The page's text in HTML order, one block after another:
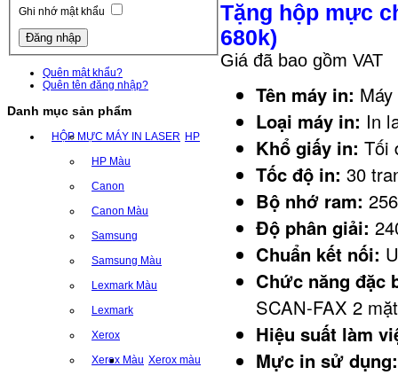
Ghi nhớ mật khẩu
Quên mật khẩu?
Quên tên đăng nhập?
Danh mục sản phẩm
HỘP MỰC MÁY IN LASER HP
HP Màu
Canon
Canon Màu
Samsung
Samsung Màu
Lexmark Màu
Lexmark
Xerox
Xerox Màu Xerox màu
Tặng hộp mực
680k)
Giá đã bao gồm VAT
Tên máy in:
Loại máy in: In
Khổ giấy in: Tối
Tốc độ in: 30
Bộ nhớ ram:
Độ phân giải:
Chuẩn kết nối:
Chức năng đặc
SCAN-FAX 2
Hiệu suất làm
Mực in sử dụng: